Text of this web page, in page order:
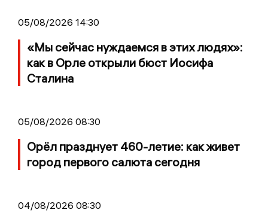
05/08/2026 14:30
«Мы сейчас нуждаемся в этих людях»:
как в Орле открыли бюст Иосифа
Сталина
05/08/2026 08:30
Орёл празднует 460-летие: как живет
город первого салюта сегодня
04/08/2026 08:30